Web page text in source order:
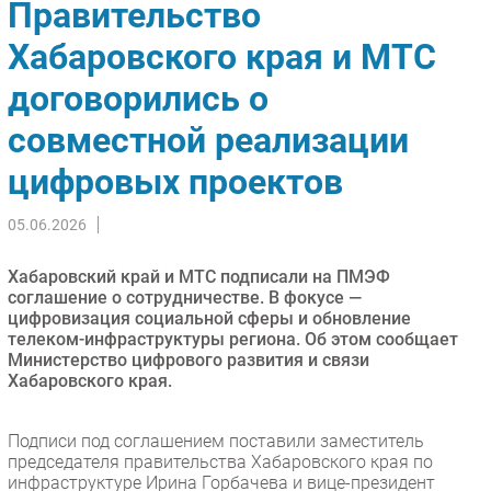
Импорто­замещение
Автоматизация Промышленности
Интернет
Мобильная связь
Фиксированная связь
Интеграция
Рынок ПК
Торговые сети
Оборудование
ПО
Outsourcing
Финансы
Правительство
Хабаровского края и МТС
договорились о
совместной реализации
цифровых проектов
05.06.2026
Хабаровский край и МТС подписали на ПМЭФ
соглашение о сотрудничестве. В фокусе —
цифровизация социальной сферы и обновление
телеком-инфраструктуры региона. Об этом сообщает
Министерство цифрового развития и связи
Хабаровского края.
Подписи под соглашением поставили заместитель
председателя правительства Хабаровского края по
инфраструктуре Ирина Горбачева и вице-президент